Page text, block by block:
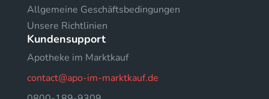
Allgemeine Geschäftsbedingungen
Unsere Richtlinien
Kundensupport
Apotheke im Marktkauf
contact@apo-im-marktkauf.de